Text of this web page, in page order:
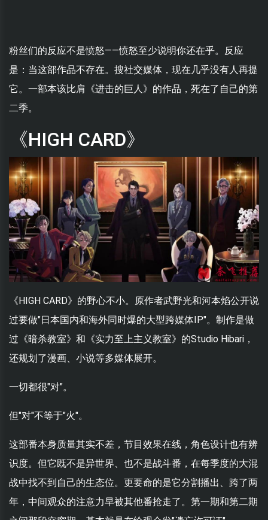
粉丝们的反应不是愤怒——愤怒至少说明你还在乎。反应
是：当这部作品不存在。搜社交媒体，现在几乎没有人再提
它。一部本该比肩《进击的巨人》的作品，死在了自己的第
二季。
《HIGH CARD》
《HIGH CARD》的野心不小。原作者武野光和河本焰公开说
过要做"日本国内和海外同时爆的大型跨媒体IP"。制作是做
过《暗杀教室》和《实力至上主义教室》的Studio Hibari，
还规划了漫画、小说等多媒体展开。
一切都很"对"。
但"对"不等于"火"。
这部番本身质量其实不差，节目效果在线，角色设计也有辨
识度。但它既不是异世界、也不是战斗番，在每季度的大混
战中找不到自己的生态位。更要命的是它分割播出、跨了两
年，中间观众的注意力早被其他番抢走了。第一期和第二期